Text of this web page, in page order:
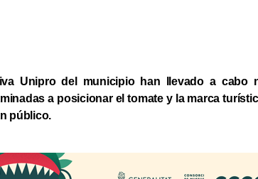
Unipro del municipio han llevado a cabo
a posicionar el tomate y la marca
público.